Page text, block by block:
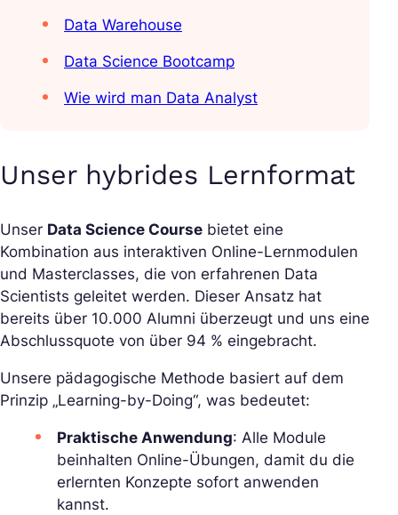
Data Warehouse
Data Science Bootcamp
Wie wird man Data Analyst
Unser hybrides Lernformat
Unser Data Science Course bietet eine
Kombination aus interaktiven Online-Lernmodulen
und Masterclasses, die von erfahrenen Data
Scientists geleitet werden. Dieser Ansatz hat
bereits über 10.000 Alumni überzeugt und uns eine
Abschlussquote von über 94 % eingebracht.
Unsere pädagogische Methode basiert auf dem
Prinzip „Learning-by-Doing“, was bedeutet:
Praktische Anwendung: Alle Module
beinhalten Online-Übungen, damit du die
erlernten Konzepte sofort anwenden
kannst.